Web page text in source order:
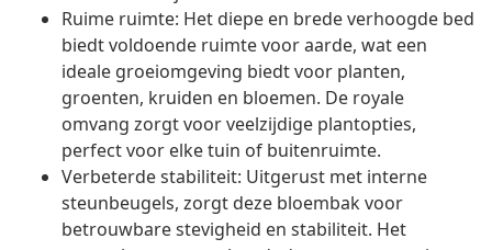
Ruime ruimte: Het diepe en brede verhoogde bed
biedt voldoende ruimte voor aarde, wat een
ideale groeiomgeving biedt voor planten,
groenten, kruiden en bloemen. De royale
omvang zorgt voor veelzijdige plantopties,
perfect voor elke tuin of buitenruimte.
Verbeterde stabiliteit: Uitgerust met interne
steunbeugels, zorgt deze bloembak voor
betrouwbare stevigheid en stabiliteit. Het